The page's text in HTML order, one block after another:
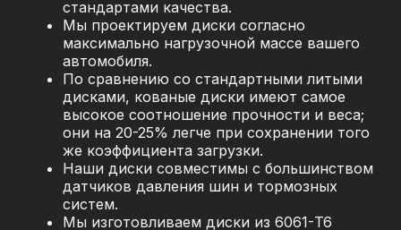
стандартами качества.
Мы проектируем диски согласно
максимально нагрузочной массе вашего
автомобиля.
По сравнению со стандартными литыми
дисками, кованые диски имеют самое
высокое соотношение прочности и веса;
они на 20-25% легче при сохранении того
же коэффициента загрузки.
Наши диски совместимы с большинством
датчиков давления шин и тормозных
систем.
Мы изготовливаем диски из 6061-T6